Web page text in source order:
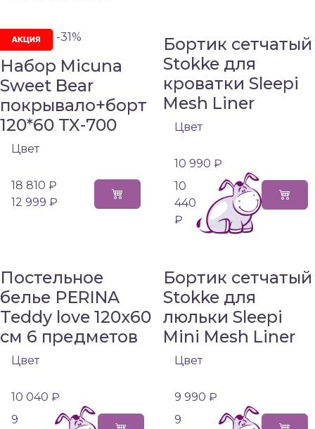
-31%
Набор Micuna
Sweet Bear
покрывало+борт
120*60 TX-700
Цвет
18 810 ₽
12 999 ₽
Бортик сетчатый
Stokke для
кроватки Sleepi
Mesh Liner
Цвет
10 990 ₽
10
440
₽
Постельное
белье PERINA
Teddy love 120х60
см 6 предметов
Цвет
10 040 ₽
9
Бортик сетчатый
Stokke для
люльки Sleepi
Mini Mesh Liner
Цвет
9 990 ₽
9